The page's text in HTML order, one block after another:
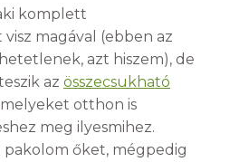
komplett
magával (ebben az
azt hiszem), de
az összecsukható
otthon is
meg ilyesmihez.
őket, mégpedig